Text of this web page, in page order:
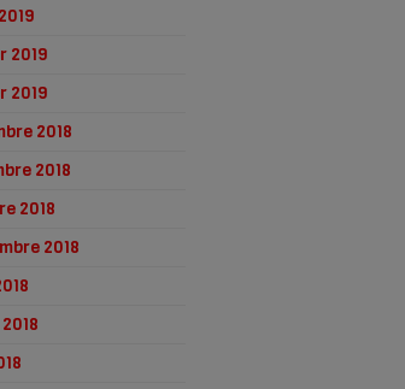
2019
2019
2018
2018
2018
2018